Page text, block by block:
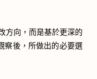
方向，而是基於更深的
察後，所做出的必要選